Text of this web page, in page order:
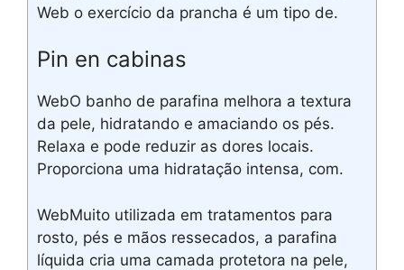
Web o exercício da prancha é um tipo de.
Pin en cabinas
WebO banho de parafina melhora a textura
da pele, hidratando e amaciando os pés.
Relaxa e pode reduzir as dores locais.
Proporciona uma hidratação intensa, com.
WebMuito utilizada em tratamentos para
rosto, pés e mãos ressecados, a parafina
líquida cria uma camada protetora na pele,